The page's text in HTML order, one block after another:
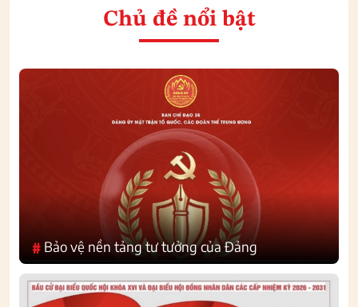
Chủ đề nổi bật
# Bảo vệ nền tảng tư tưởng của Đảng